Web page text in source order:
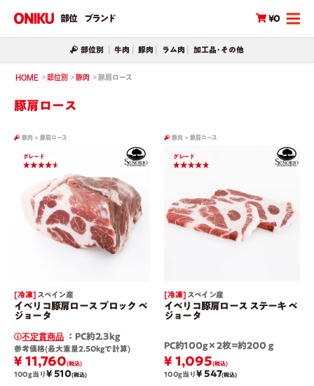
部位 ブランド ¥0
部位別 牛肉 豚肉 ラム肉 加工品･その他
HOME 部位別 豚肉 豚肩ロース
豚肩ロース
豚肉 > 豚肩ロース
グレード
[ 冷凍 ] スペイン産
イベリコ豚肩ロース ブロック ベ
ジョータ
不定貫商品 ：PC約2.3kg
参考価格(最大重量2.50kgで計算)
¥ 11,760(税込)
100g当り ¥ 510(税込)
豚肉 > 豚肩ロース
グレード
[ 冷凍 ] スペイン産
イベリコ豚肩ロース ステーキ ベ
ジョータ
PC約100g×2枚=約200ｇ
¥ 1,095(税込)
100g当り¥ 547(税込)